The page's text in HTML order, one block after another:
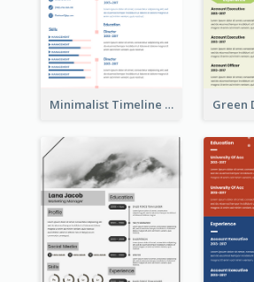
Minimalist Timeline Medical Student Resume